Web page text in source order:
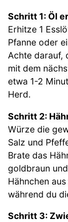
Schritt 1: Öl
Erhitze 1
Pfanne oder
Achte darauf,
mit dem
etwa 1-2
Herd.
Schritt 2:
Würze die
Salz und
Brate das
goldbraun
Hähnchen
während du
Schritt 3: